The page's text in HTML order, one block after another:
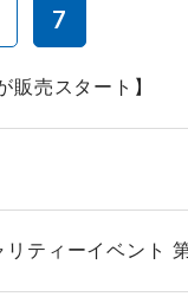
7
販売スタート】
ティーイベント